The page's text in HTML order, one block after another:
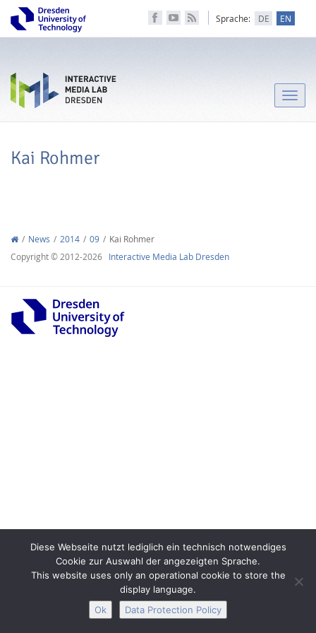
Sprache: DE EN
Toggle
Kai Rohmer
News 2014 09
Kai Rohmer
Copyright © 2012-2026 Interactive Media Lab Dresden
Diese Webseite nutzt lediglich ein technisch notwendiges
Cookie zur Auswahl der angezeigten Sprache.
This website uses only an operational cookie to store the
display language.
Ok
Data Protection Policy